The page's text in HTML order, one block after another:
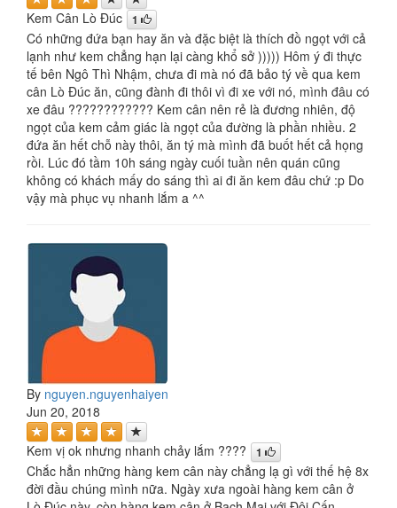
Kem Cân Lò Đúc 1
Có những đứa bạn hay ăn và đặc biệt là thích đồ ngọt với cả
lạnh như kem chẳng hạn lại càng khổ sở ))))) Hôm ý đi thực
tế bên Ngô Thì Nhậm, chưa đi mà nó đã bảo tý về qua kem
cân Lò Đúc ăn, cũng đành đi thôi vì đi xe với nó, mình đâu có
xe đâu ???????????? Kem cân nên rẻ là đương nhiên, độ
ngọt của kem cảm giác là ngọt của đường là phần nhiều. 2
đứa ăn hết chỗ này thôi, ăn tý mà mình đã buốt hết cả họng
rồi. Lúc đó tầm 10h sáng ngày cuối tuần nên quán cũng
không có khách mấy do sáng thì ai đi ăn kem đâu chứ :p Do
vậy mà phục vụ nhanh lắm a ^^
By nguyen.nguyenhaiyen
Jun 20, 2018
Kem vị ok nhưng nhanh chảy lắm ???? 1
Chắc hẳn những hàng kem cân này chẳng lạ gì với thế hệ 8x
đời đầu chúng mình nữa. Ngày xưa ngoài hàng kem cân ở